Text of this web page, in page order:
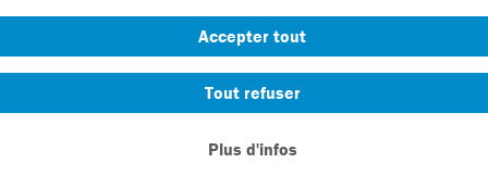
En tant que
Accepter tout
Tout refuser
Plus d'infos